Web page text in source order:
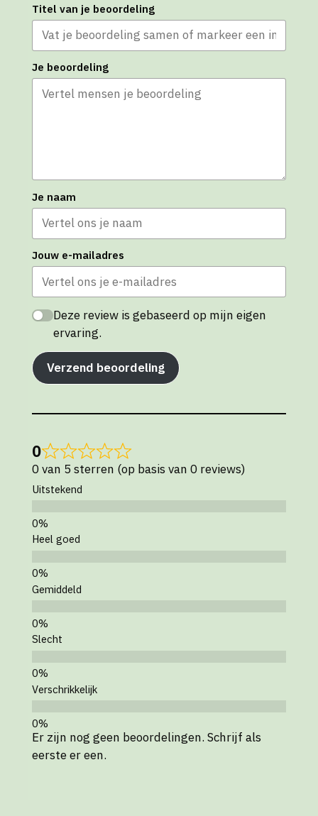
Titel van je beoordeling
Je beoordeling
Je naam
Jouw e-mailadres
Deze review is gebaseerd op mijn eigen
ervaring.
Verzend beoordeling
0
0 van 5 sterren (op basis van 0 reviews)
Uitstekend
Heel goed
Gemiddeld
Slecht
Verschrikkelijk
Er zijn nog geen beoordelingen. Schrijf als
eerste er een.